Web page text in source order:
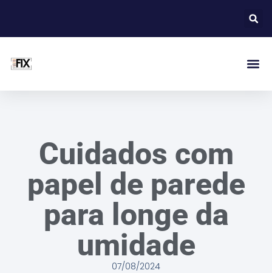
Cuidados com
papel de parede
para longe da
umidade
07/08/2024